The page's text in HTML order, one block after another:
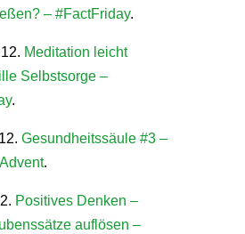
– #FactFriday.
Meditation leicht
Selbstsorge –
.
Gesundheitssäule #3 –
.
Positives Denken –
auflösen –